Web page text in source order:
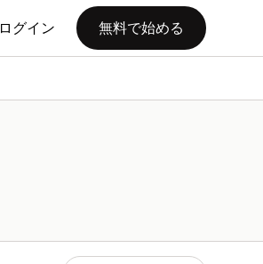
ログイン 無料で始める